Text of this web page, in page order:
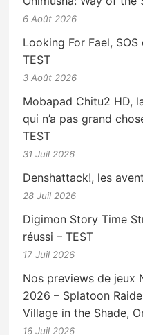
6 Août 2026
Looking For Fael,
TEST
3 Août 2026
Mobapad Chitu2 HD,
qui n’a pas grand
TEST
31 Juil 2026
Denshattack!, les
28 Juil 2026
Digimon Story Time
réussi – TEST
17 Juil 2026
Nos previews de jeux
2026 – Splatoon
Village in the Shade,
16 Juil 2026